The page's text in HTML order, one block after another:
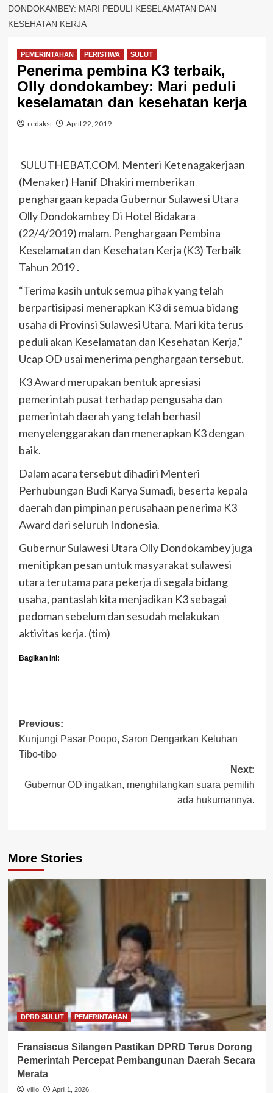
DONDOKAMBEY: MARI PEDULI KESELAMATAN DAN
KESEHATAN KERJA
PEMERINTAHAN PERISTIWA SULUT
Penerima pembina K3 terbaik,
Olly dondokambey: Mari peduli
keselamatan dan kesehatan kerja
redaksi April 22, 2019
SULUTHEBAT.COM. Menteri Ketenagakerjaan
(Menaker) Hanif Dhakiri memberikan
penghargaan kepada Gubernur Sulawesi Utara
Olly Dondokambey Di Hotel Bidakara
(22/4/2019) malam. Penghargaan Pembina
Keselamatan dan Kesehatan Kerja (K3) Terbaik
Tahun 2019 .
“Terima kasih untuk semua pihak yang telah
berpartisipasi menerapkan K3 di semua bidang
usaha di Provinsi Sulawesi Utara. Mari kita terus
peduli akan Keselamatan dan Kesehatan Kerja,”
Ucap OD usai menerima penghargaan tersebut.
K3 Award merupakan bentuk apresiasi
pemerintah pusat terhadap pengusaha dan
pemerintah daerah yang telah berhasil
menyelenggarakan dan menerapkan K3 dengan
baik.
Dalam acara tersebut dihadiri Menteri
Perhubungan Budi Karya Sumadi, beserta kepala
daerah dan pimpinan perusahaan penerima K3
Award dari seluruh Indonesia.
Gubernur Sulawesi Utara Olly Dondokambey juga
menitipkan pesan untuk masyarakat sulawesi
utara terutama para pekerja di segala bidang
usaha, pantaslah kita menjadikan K3 sebagai
pedoman sebelum dan sesudah melakukan
aktivitas kerja. (tim)
Bagikan ini:
Post
navigation
Previous:
Kunjungi Pasar Poopo, Saron Dengarkan Keluhan
Tibo-tibo
Next:
Gubernur OD ingatkan, menghilangkan suara pemilih
ada hukumannya.
More Stories
DPRD SULUT PEMERINTAHAN
Fransiscus Silangen Pastikan DPRD Terus Dorong
Pemerintah Percepat Pembangunan Daerah Secara
Merata
villio April 1, 2026